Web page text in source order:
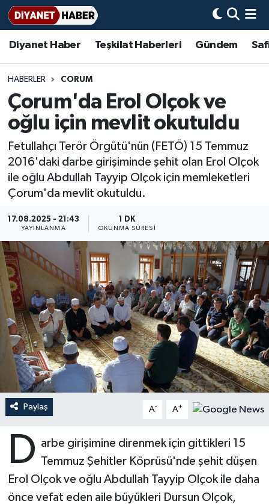
Diyanet Haber Teşkilat Haberleri Gündem
HABERLER CORUM
Çorum'da Erol Olçok ve
oğlu için mevlit okutuldu
Fetullahçı Terör Örgütü'nün (FETÖ) 15 Temmuz
2016'daki darbe girişiminde şehit olan Erol Olçok
ile oğlu Abdullah Tayyip Olçok için memleketleri
Çorum'da mevlit okutuldu.
17.08.2025 - 21:43
YAYINLANMA
1 DK
OKUNMA SÜRESI
Paylaş A- A+
D arbe girişimine direnmek için gittikleri 15
Temmuz Şehitler Köprüsü'nde şehit düşen
Erol Olçok ve oğlu Abdullah Tayyip Olçok ile daha
önce vefat eden aile büyükleri Dursun Olçok,
Diyanet Haber
Teşkilat Haberleri
Adana Müftülüğü
Adıyaman Müftülüğü
Afyonkarahisar Müftülüğü
Ağrı Müftülüğü
Aksaray Müftülüğü
Amasya Müftülüğü
Ankara Müftülüğü
Antalya Müftülüğü
Ardahan Müftülüğü
Artvin Müftülüğü
Aydın Müftülüğü
Balıkesir Müftülüğü
Bartın Müftülüğü
Batman Müftülüğü
Bayburt Müftülüğü
Gündem
Bir Ayet
Bir Hikaye
Biyografiler
Dini kavramlar
Diyanet Bilgi
Diyanet Takvimi
Dualar
Hadislerle İslam
Kudüs
Kurban
Mukabele
Peygamberimizin Hayatı
Ramazan
Sahabeler
Zekat
Basında Bugün
DİYANET eKİTAP
Diyanet Dergi
Aile Dergisi
Aylık Dergi
TDV
Hutbeler
DİYANET AKADEMİ
DİYANET GENÇLİK
DİYANET RADYO/TV
DEPREM
Dünya
Eğitim
İmam Hatip Okulları
Başmakale
Hadis-i Şerifler
Hayat Okumaları
Nöbetçi Eczaneler
Hava Durumu
Ankara Namaz Vakitleri
Trafik Durumu
Süper Lig Puan Durumu ve Fikstür
Tüm Manşetler
Son Dakika Haberleri
Haber Arşivi